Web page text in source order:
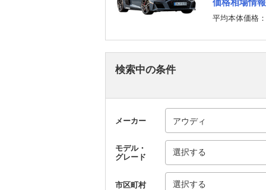
平均本体価格：
検索中の条件
メーカー
モデル・
グレード
選択する
市区町村 選択する